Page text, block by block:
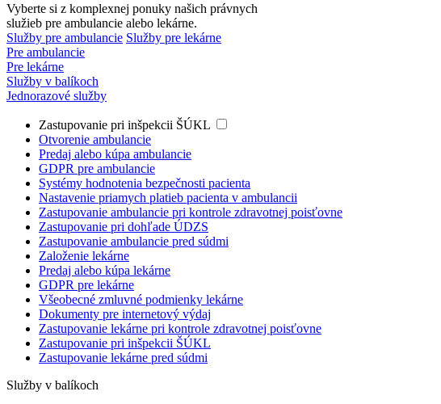
Vyberte si z komplexnej ponuky našich právnych
služieb pre ambulancie alebo lekárne.
Služby pre ambulancie Služby pre lekárne
Pre ambulancie
Pre lekárne
Služby v balíkoch
Jednorazové služby
Zastupovanie pri inšpekcii ŠÚKL
Otvorenie ambulancie
Predaj alebo kúpa ambulancie
GDPR pre ambulancie
Systémy hodnotenia bezpečnosti pacienta
Nastavenie priamych platieb pacienta v ambulancii
Zastupovanie ambulancie pri kontrole zdravotnej poisťovne
Zastupovanie pri dohľade ÚDZS
Zastupovanie ambulancie pred súdmi
Založenie lekárne
Predaj alebo kúpa lekárne
GDPR pre lekárne
Všeobecné zmluvné podmienky lekárne
Dokumenty pre internetový výdaj
Zastupovanie lekárne pri kontrole zdravotnej poisťovne
Zastupovanie pri inšpekcii ŠÚKL
Zastupovanie lekárne pred súdmi
Služby v balíkoch